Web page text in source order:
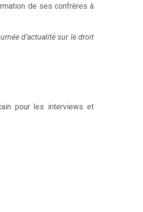
de ses confrères à
d’actualité sur le droit
pour les interviews et